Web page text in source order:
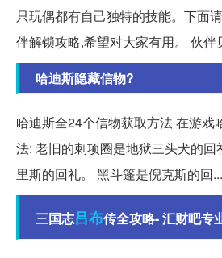
只玩偶都有自己独特的技能。下面
伴解锁攻略,希望对大家有用。 伙伴
哈迪斯隐藏信物?
哈迪斯全24个信物获取方法 在游戏
法: 老旧的刺项圈是地狱三头犬的回
里斯的回礼。 黑斗篷是倪克斯的回...
三国志吕布传全攻略- 汇财吧专